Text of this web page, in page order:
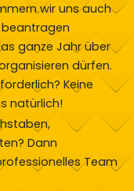
wir uns auch
beantragen
ganze Jahr über
dürfen.
Keine
natürlich!
Dann
Team